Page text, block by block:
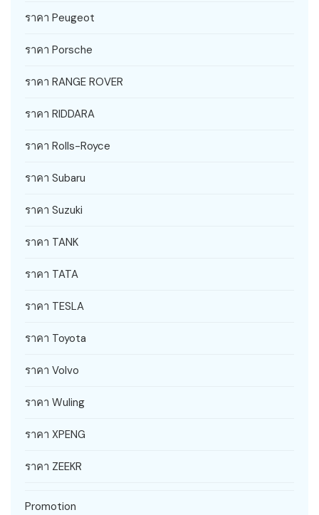
ราคา Peugeot
ราคา Porsche
ราคา RANGE ROVER
ราคา RIDDARA
ราคา Rolls-Royce
ราคา Subaru
ราคา Suzuki
ราคา TANK
ราคา TATA
ราคา TESLA
ราคา Toyota
ราคา Volvo
ราคา Wuling
ราคา XPENG
ราคา ZEEKR
Promotion